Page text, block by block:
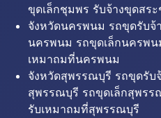
ขุดเล็กชุมพร รับจ้างขุดสร
จังหวัดนครพนม รถขุดรับจ้
นครพนม รถขุดเล็กนครพ
เหมาถมที่นครพนม
จังหวัดสุพรรณบุรี รถขุดรับ
สุพรรณบุรี รถขุดเล็กสุพร
รับเหมาถมที่สุพรรณบุรี